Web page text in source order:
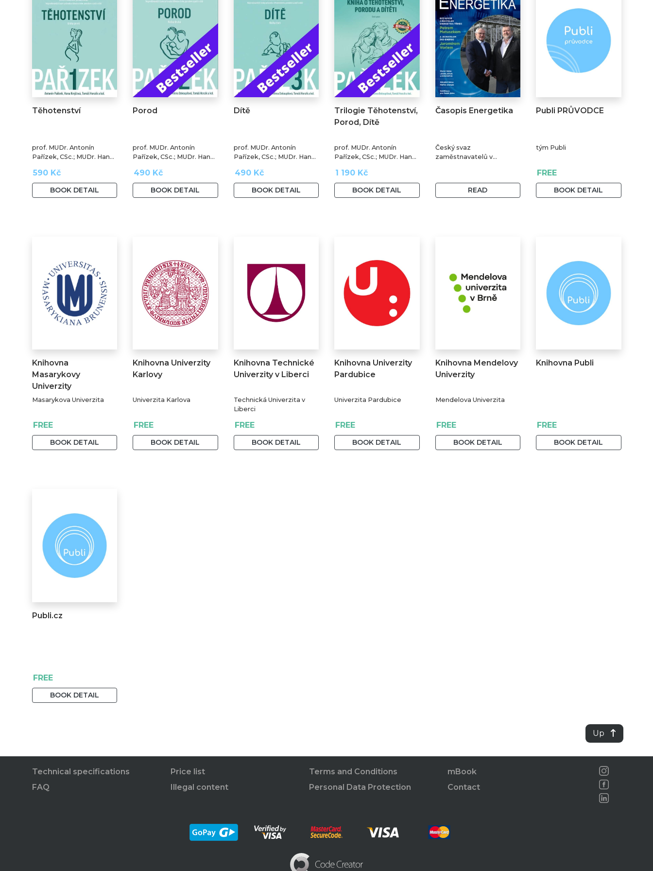
Těhotenství
prof. MUDr. Antonín
Pařízek, CSc.; MUDr. Hana
MUDr. Tomáš Honzík,
Ph.D. a kol.
590 Kč
BOOK DETAIL
Porod
prof. MUDr. Antonín
Pařízek, CSc.; MUDr. Hana
Milena Dokoupilová; prof.
MUDr. Tomáš Honzík,
Ph.D. a kol.
490 Kč
BOOK DETAIL
Dítě
prof. MUDr. Antonín
Pařízek, CSc.; MUDr. Hana
Milena Dokoupilová; prof.
MUDr. Tomáš Honzík,
Ph.D. a kol.
490 Kč
BOOK DETAIL
Trilogie Těhotenství,
Porod, Dítě
prof. MUDr. Antonín
Pařízek, CSc.; MUDr. Hana
Milena Dokoupilová; prof.
MUDr. Tomáš Honzík,
Ph.D. a kol.
1 190 Kč
BOOK DETAIL
Časopis Energetika
Český svaz
zaměstnavatelů v
READ
Publi PRŮVODCE
tým Publi
FREE
BOOK DETAIL
Knihovna
Masarykovy
Univerzity
Masarykova Univerzita
FREE
BOOK DETAIL
Knihovna Univerzity
Karlovy
Univerzita Karlova
FREE
BOOK DETAIL
Knihovna Technické
Univerzity v Liberci
Technická Univerzita v
Liberci
FREE
BOOK DETAIL
Knihovna Univerzity
Pardubice
Univerzita Pardubice
FREE
BOOK DETAIL
Knihovna Mendelovy
Univerzity
Mendelova Univerzita
FREE
BOOK DETAIL
Knihovna Publi
FREE
BOOK DETAIL
Publi.cz
FREE
BOOK DETAIL
Up
Technical specifications
FAQ
Price list
Illegal content
Terms and Conditions
Personal Data Protection
mBook
Contact